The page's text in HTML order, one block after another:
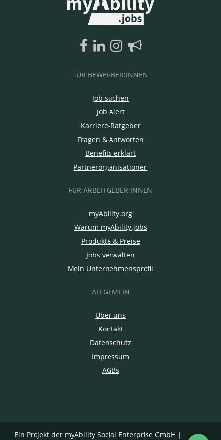
FÜR BEWERBER:INNEN
Job suchen
Job Alert
Karriere-Ratgeber
Fragen & Antworten
Benefits erklärt
Partnerorganisationen
FÜR ARBEITGEBER:INNEN
myAbility.org
Warum myAbility.jobs
Produkte & Preise
Jobs verwalten
Mein Unternehmensprofil
ALLGEMEIN
Über uns
Kontakt
Datenschutz
Impressum
AGBs
Ein Projekt der myAbility Social Enterprise GmbH |